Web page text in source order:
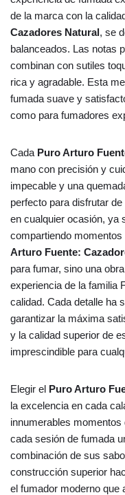
de la marca con la
Cazadores Natural, se
balanceados. Las notas
combinan con sutiles
rica y agradable. Esta
fumada suave y
como para fumadores
Cada Puro Arturo
mano con precisión y
impecable y una
perfecto para disfrutar
en cualquier ocasión, ya
compartiendo
Arturo Fuente:
para fumar, sino una
experiencia de la familia
calidad. Cada detalle ha
garantizar la máxima
y la calidad superior de
imprescindible para
Elegir el Puro Arturo
la excelencia en cada
innumerables
cada sesión de fumada
combinación de sus
construcción superior
el fumador moderno que